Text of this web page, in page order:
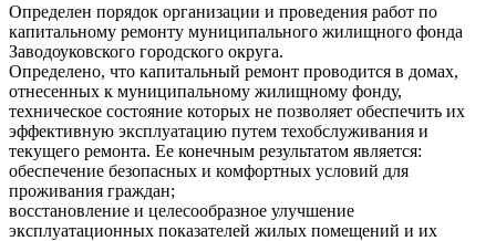
Определен порядок организации и проведения работ по
капитальному ремонту муниципального жилищного фонда
Заводоуковского городского округа.
Определено, что капитальный ремонт проводится в домах,
отнесенных к муниципальному жилищному фонду,
техническое состояние которых не позволяет обеспечить их
эффективную эксплуатацию путем техобслуживания и
текущего ремонта. Ее конечным результатом является:
обеспечение безопасных и комфортных условий для
проживания граждан;
восстановление и целесообразное улучшение
эксплуатационных показателей жилых помещений и их